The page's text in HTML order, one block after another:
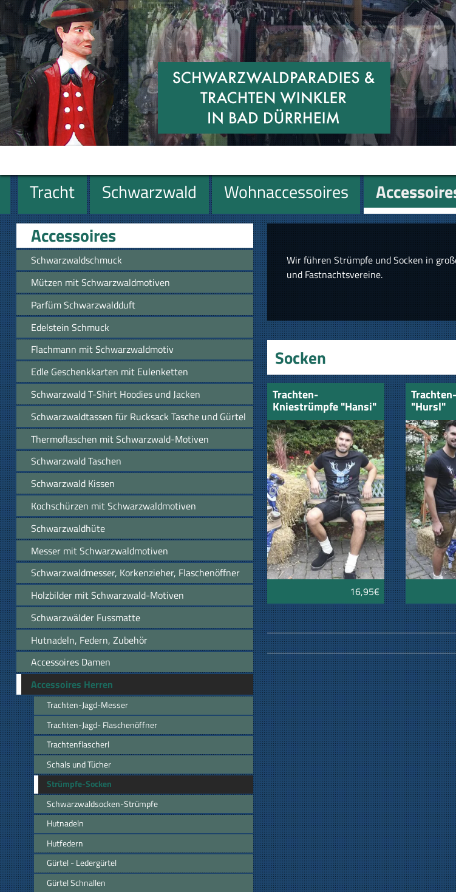
Tracht Schwarzwald Wohnaccessoires
Geschenke
Accessoires
Schwarzwaldschmuck
Mützen mit Schwarzwaldmotiven
Parfüm Schwarzwaldduft
Edelstein Schmuck
Flachmann mit Schwarzwaldmotiv
Edle Geschenkkarten mit Eulenketten
Schwarzwald T-Shirt Hoodies und Jacken
Schwarzwaldtassen für Rucksack Tasche und Gürtel
Thermoflaschen mit Schwarzwald-Motiven
Schwarzwald Taschen
Schwarzwald Kissen
Kochschürzen mit Schwarzwaldmotiven
Schwarzwaldhüte
Messer mit Schwarzwaldmotiven
Schwarzwaldmesser, Korkenzieher, Flaschenöffner
Holzbilder mit Schwarzwald-Motiven
Schwarzwälder Fussmatte
Hutnadeln, Federn, Zubehör
Accessoires Damen
Accessoires Herren
Trachten-Jagd-Messer
Trachten-Jagd- Flaschenöffner
Trachtenflascherl
Schals und Tücher
Strümpfe-Socken
Schwarzwaldsocken-Strümpfe
Hutnadeln
Hutfedern
Gürtel - Ledergürtel
Gürtel Schnallen
Wir führen Strümpfe und Socken in
und Fastnachtsvereine.
Socken
Trachten-
Kniestrümpfe "Hansi"
natur-beige
16,95€
"Hursl"